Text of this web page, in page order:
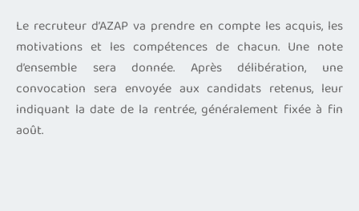
Le recruteur d’AZAP va prendre en compte les acquis, les
motivations et les compétences de chacun. Une note
d’ensemble sera donnée. Après délibération, une
convocation sera envoyée aux candidats retenus, leur
indiquant la date de la rentrée, généralement fixée à fin
août.